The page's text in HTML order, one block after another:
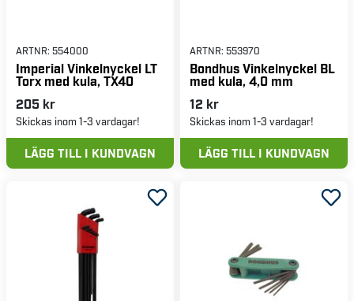
ARTNR: 554000
Imperial Vinkelnyckel LT
Torx med kula, TX40
205 kr
Skickas inom 1-3 vardagar!
LÄGG TILL I KUNDVAGN
ARTNR: 553970
Bondhus Vinkelnyckel BL
med kula, 4,0 mm
12 kr
Skickas inom 1-3 vardagar!
LÄGG TILL I KUNDVAGN